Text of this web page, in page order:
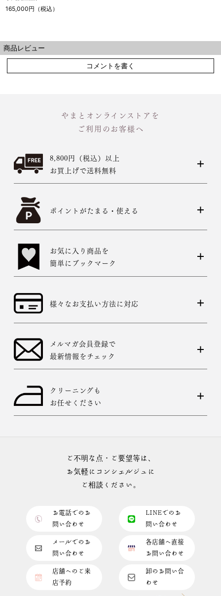
165,000円（税込）
商品レビュー
コメントを書く
やまとオンラインストアを
ご利用のお客様へ
8,800円（税込）以上
お買上げで送料無料
ポイントがたまる・使える
お気に入り商品を
簡単にブックマーク
様々なお支払い方法に対応
メルマガ会員登録で
最新情報をチェック
クリーニングも
お任せください
ご不明な点・ご要望等は、
お気軽にコンシェルジュに
ご相談ください。
お電話でのお
問い合わせ
LINEでのお
問い合わせ
メールでのお
問い合わせ
各店舗へ直接
お問い合わせ
店舗へのご来
店予約
卸のお問い合
わせ